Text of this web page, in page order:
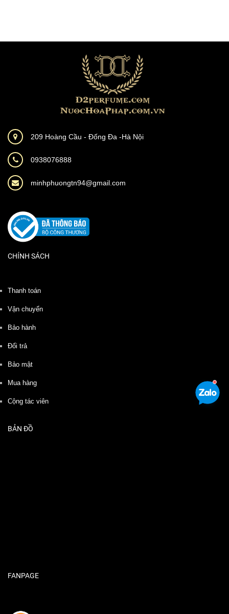
209 Hoàng Cầu - Đống Đa -Hà Nội
0938076888
minhphuongtn94@gmail.com
CHÍNH SÁCH
Thanh toán
Vận chuyển
Bảo hành
Đổi trả
Bảo mật
Mua hàng
Cộng tác viên
BẢN ĐỒ
FANPAGE